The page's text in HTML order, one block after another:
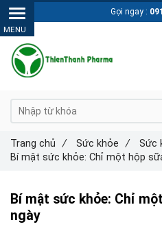
Bí mật sức khỏe: Chỉ
ngày
Trang chủ / Sức khỏe / Sức
Bí mật sức khỏe: Chỉ một hộp
Gọi ngay :